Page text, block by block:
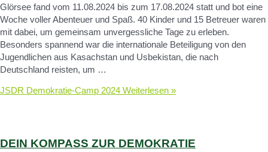
Glörsee fand vom 11.08.2024 bis zum 17.08.2024 statt und bot eine
Woche voller Abenteuer und Spaß. 40 Kinder und 15 Betreuer waren
mit dabei, um gemeinsam unvergessliche Tage zu erleben.
Besonders spannend war die internationale Beteiligung von den
Jugendlichen aus Kasachstan und Usbekistan, die nach
Deutschland reisten, um …
JSDR Demokratie-Camp 2024 Weiterlesen »
DEIN KOMPASS ZUR DEMOKRATIE